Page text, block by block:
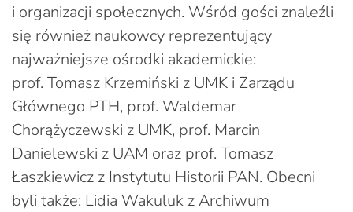
i organizacji społecznych. Wśród gości znaleźli
się również naukowcy reprezentujący
najważniejsze ośrodki akademickie:
prof. Tomasz Krzemiński z UMK i Zarządu
Głównego PTH, prof. Waldemar
Chorążyczewski z UMK, prof. Marcin
Danielewski z UAM oraz prof. Tomasz
Łaszkiewicz z Instytutu Historii PAN. Obecni
byli także: Lidia Wakuluk z Archiwum